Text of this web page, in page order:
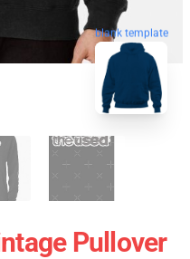
blank template
Pullover